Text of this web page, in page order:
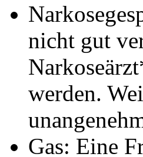
nicht gut
werden.
Gas: Eine